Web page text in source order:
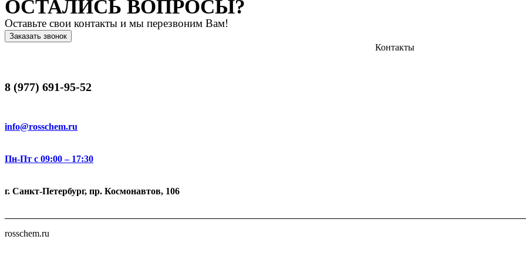
ОСТАЛИСЬ ВОПРОСЫ?
Оставьте свои контакты и мы перезвоним Вам!
Заказать звонок
Контакты
8 (977) 691-95-52
info@rosschem.ru
Пн-Пт с 09:00 – 17:30
г. Санкт-Петербург, пр. Космонавтов, 106
rosschem.ru